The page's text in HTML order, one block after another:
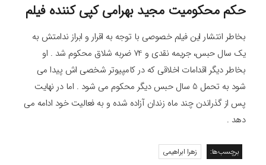
حکم محکومیت مجید بهرامی کپی کننده فیلم
بخاطر انتشار این فیلم خصوصی با توجه به اقرار و ابراز ندامتش به
یک سال حبس، جریمه نقدی و 74 ضربه شلاق محکوم شد . او
بخاطر دیگر اقدامات اخلاقی که در کامپیوتر شخصی اش پیدا می
شود به تحمل 5 سال حبس دیگر محکوم می شود . اما در نهایت
پس از گذراندن چند ماه زندان آزاده شده و به فعالیت خود ادامه می
دهد .
برچسب‌ها: زهرا ابراهیمی